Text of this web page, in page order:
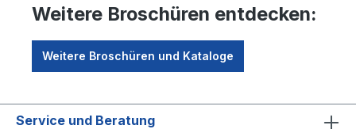
Weitere Broschüren entdecken:
Weitere Broschüren und Kataloge
Service und Beratung